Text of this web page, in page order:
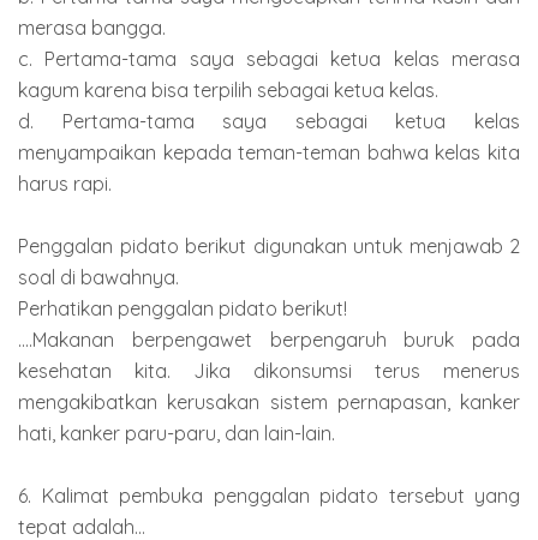
merasa bangga.
c. Pertama-tama saya sebagai ketua kelas merasa
kagum karena bisa terpilih sebagai ketua kelas.
d. Pertama-tama saya sebagai ketua kelas
menyampaikan kepada teman-teman bahwa kelas kita
harus rapi.
Penggalan pidato berikut digunakan untuk menjawab 2
soal di bawahnya.
Perhatikan penggalan pidato berikut!
....Makanan berpengawet berpengaruh buruk pada
kesehatan kita. Jika dikonsumsi terus menerus
mengakibatkan kerusakan sistem pernapasan, kanker
hati, kanker paru-paru, dan lain-lain.
6. Kalimat pembuka penggalan pidato tersebut yang
tepat adalah...